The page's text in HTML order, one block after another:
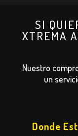
SI
XTREMA
Nuestro
un
Donde